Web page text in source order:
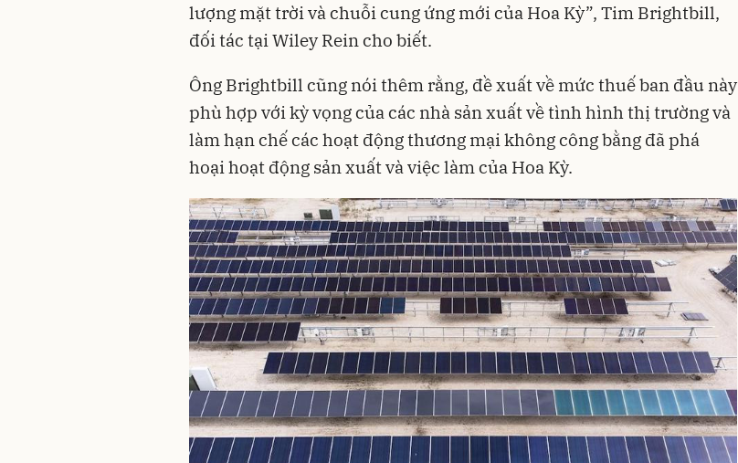
lượng mặt trời và chuỗi cung ứng mới của Hoa Kỳ”, Tim Brightbill,
đối tác tại Wiley Rein cho biết.
Ông Brightbill cũng nói thêm rằng, đề xuất về mức thuế ban đầu này
phù hợp với kỳ vọng của các nhà sản xuất về tình hình thị trường và
làm hạn chế các hoạt động thương mại không công bằng đã phá
hoại hoạt động sản xuất và việc làm của Hoa Kỳ.